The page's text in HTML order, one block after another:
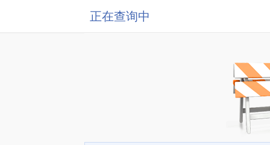
正在查询中